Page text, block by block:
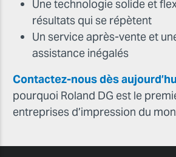
Une technologie solide et
résultats qui se répètent
Un service après-vente et
assistance inégalés
Contactez-nous dès
pourquoi Roland DG est le
entreprises d’impression du